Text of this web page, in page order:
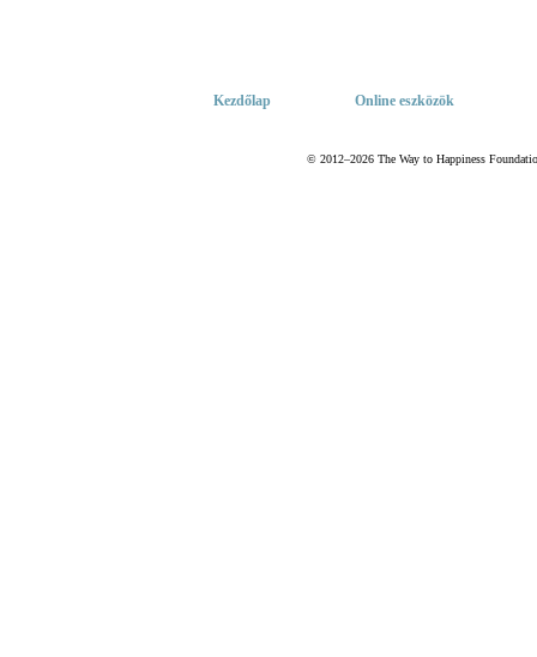
Kezdőlap Online eszközök
© 2012–2026 The Way to Happiness